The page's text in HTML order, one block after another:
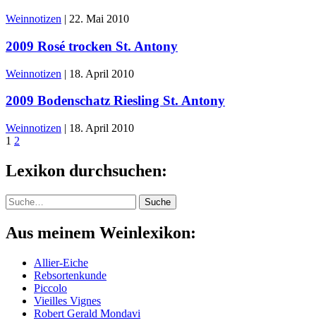
Weinnotizen | 22. Mai 2010
2009 Rosé trocken St. Antony
Weinnotizen | 18. April 2010
2009 Bodenschatz Riesling St. Antony
Weinnotizen | 18. April 2010
1 2
Lexikon durchsuchen:
Suche Suche
Aus meinem Weinlexikon:
Allier-Eiche
Rebsortenkunde
Piccolo
Vieilles Vignes
Robert Gerald Mondavi